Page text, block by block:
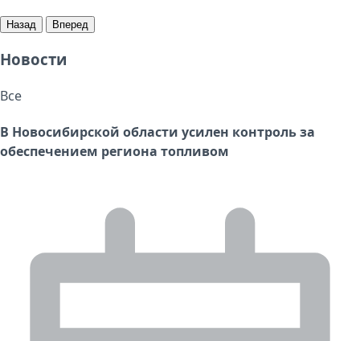
Назад Вперед
Новости
Все
В Новосибирской области усилен контроль за
обеспечением региона топливом